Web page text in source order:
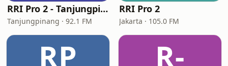
RRI Pro 2 - Tanjungpinang
Tanjungpinang · 92.1 FM
RRI Pro 2
Jakarta · 105.0 FM
RP R-